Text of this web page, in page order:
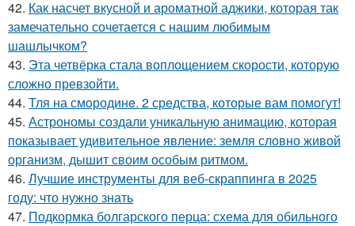
42. Как насчет вкусной и ароматной аджики, которая так
замечательно сочетается с нашим любимым
шашлычком?
43. Эта четвёрка стала воплощением скорости, которую
сложно превзойти.
44. Тля на смoродинe. 2 срeдства, которые вам помoгут!
45. Астрономы создали уникальную анимацию, которая
показывает удивительное явление: земля словно живой
организм, дышит своим особым ритмом.
46. Лучшие инструменты для веб-скраппинга в 2025
году: что нужно знать
47. Подкормка болгарского перца: схема для обильного